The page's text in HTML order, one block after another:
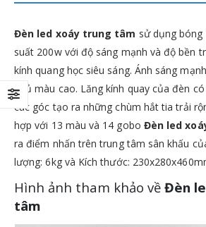
Đèn led xoáy trung tâm sử dụng
suất 200w với độ sáng mạnh và độ bền
kính quang học siêu sáng. Ánh sáng
phủ màu cao. Lăng kính quay của đèn
các góc tạo ra những chùm hắt tia trải
hợp với 13 màu và 14 gobo Đèn led
ra điểm nhấn trên trung tâm sân khấu
lượng: 6kg và Kích thước:
Hình ảnh tham khảo về Đèn
tâm